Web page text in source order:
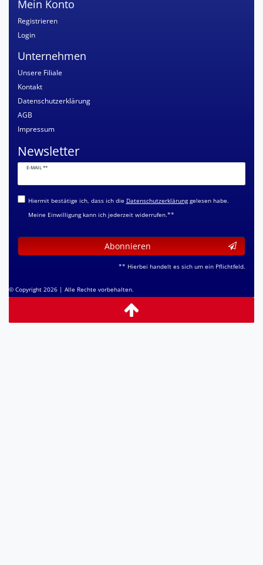
Mein Konto
Registrieren
Login
Unternehmen
Unsere Filiale
Kontakt
Datenschutzerklärung
AGB
Impressum
Newsletter
E-MAIL **
Newsletter
Honig
Hiermit bestätige ich, dass ich die Daten­schutz­erklärunggelesen habe.
Meine Einwilligung kann ich jederzeit widerrufen.**
Abonnieren
** Hierbei handelt es sich um ein Pflichtfeld.
© Copyright 2026 | Alle Rechte vorbehalten.